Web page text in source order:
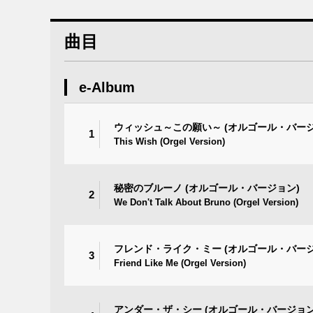
曲目
e-Album
1
ウィッシュ～この願い～ (オルゴール・バー
This Wish (Orgel Version)
2
秘密のブルーノ (オルゴール・バージョン)
We Don't Talk About Bruno (Orgel Version)
3
フレンド・ライク・ミー (オルゴール・バー
Friend Like Me (Orgel Version)
アンダー・ザ・シー (オルゴール・バージョ